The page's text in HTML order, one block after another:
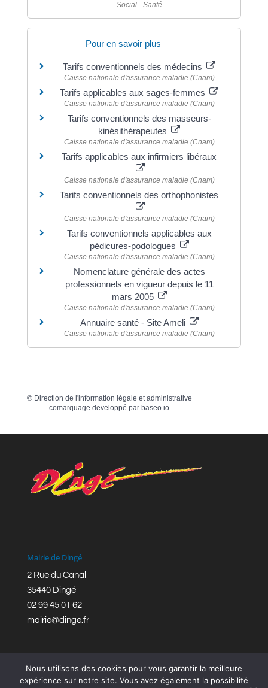
Social - Santé
Pour en savoir plus
Tarifs conventionnels des médecins
Caisse nationale d'assurance maladie (Cnam)
Tarifs applicables aux sages-femmes
Caisse nationale d'assurance maladie (Cnam)
Tarifs conventionnels des masseurs-
kinésithérapeutes
Caisse nationale d'assurance maladie (Cnam)
Tarifs applicables aux infirmiers libéraux
Caisse nationale d'assurance maladie (Cnam)
Tarifs conventionnels des orthophonistes
Caisse nationale d'assurance maladie (Cnam)
Tarifs conventionnels applicables aux
pédicures-podologues
Caisse nationale d'assurance maladie (Cnam)
Nomenclature générale des actes
professionnels en vigueur depuis le 11
mars 2005
Caisse nationale d'assurance maladie (Cnam)
Annuaire santé - Site Ameli
Caisse nationale d'assurance maladie (Cnam)
© Direction de l'information légale et administrative
comarquage developpé parbaseo.io
Mairie de Dingé
2 Rue du Canal
35440 Dingé
02 99 45 01 62
mairie@dinge.fr
Nous utilisons des cookies pour vous garantir la meilleure
expérience sur notre site. Vous avez également la possibilité